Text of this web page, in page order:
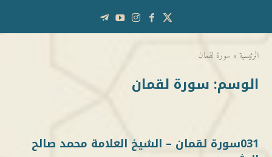
الرئيسية » سورة لقمان
الوسم: سورة لقمان
031سورة لقمان – الشيخ العلامة محمد صالح